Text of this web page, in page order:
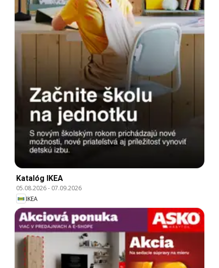
Katalóg IKEA
05.08.2026- 07.09.2026
IKEA